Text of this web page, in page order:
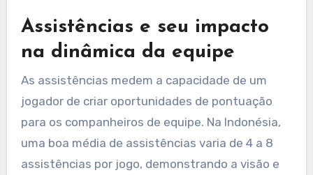
Assistências e seu impacto
na dinâmica da equipe
As assistências medem a capacidade de um
jogador de criar oportunidades de pontuação
para os companheiros de equipe. Na Indonésia,
uma boa média de assistências varia de 4 a 8
assistências por jogo, demonstrando a visão e